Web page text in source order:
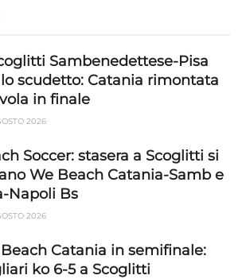
Sambenedettese-Pisa
scudetto: Catania rimontata
in finale
2026
Soccer: stasera a Scoglitti si
We Beach Catania-Samb e
Napoli Bs
2026
Catania in semifinale:
ko 6-5 a Scoglitti